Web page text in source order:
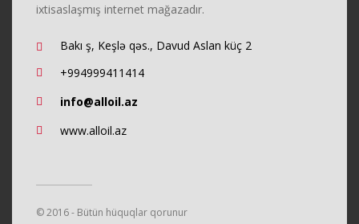
ixtisaslaşmış internet mağazadır.
Bakı ş, Keşlə qəs., Davud Aslan küç 2
+994999411414
info@alloil.az
www.alloil.az
© 2016 - Bütün hüquqlar qorunur